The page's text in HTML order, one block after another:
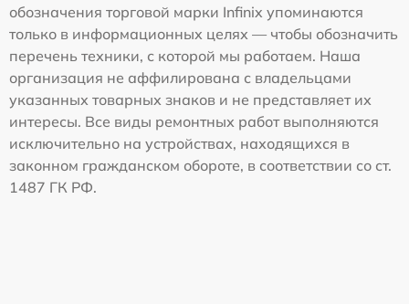
обозначения торговой марки Infinix упоминаются
только в информационных целях — чтобы обозначить
перечень техники, с которой мы работаем. Наша
организация не аффилирована с владельцами
указанных товарных знаков и не представляет их
интересы. Все виды ремонтных работ выполняются
исключительно на устройствах, находящихся в
законном гражданском обороте, в соответствии со ст.
1487 ГК РФ.